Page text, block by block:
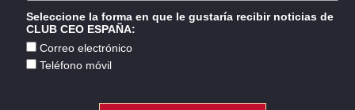
Seleccione la forma en que le gustaría recibir noticias de
CLUB CEO ESPAÑA:
Correo electrónico
Teléfono móvil